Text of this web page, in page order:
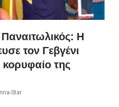
Η
τον Γεβγένι
της
Star